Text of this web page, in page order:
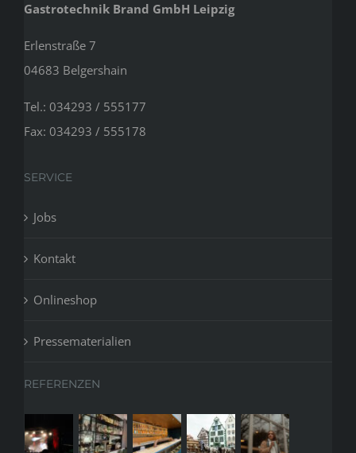
Gastrotechnik Brand GmbH Leipzig
Erlenstraße 7
04683 Belgershain
Tel.: 034293 / 555177
Fax: 034293 / 555178
SERVICE
Jobs
Kontakt
Onlineshop
Pressematerialien
REFERENZEN